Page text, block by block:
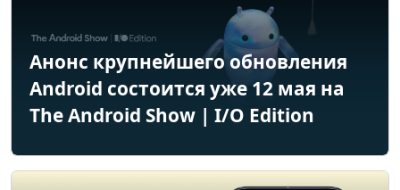
Анонс крупнейшего обновления
Android состоится уже 12 мая на
The Android Show | I/O Edition